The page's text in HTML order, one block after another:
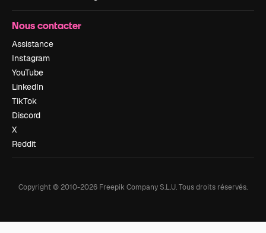
Nous contacter
Assistance
Instagram
YouTube
LinkedIn
TikTok
Discord
X
Reddit
Copyright © 2010-2026 Freepik Company S.L.U.Tous droits réservés.